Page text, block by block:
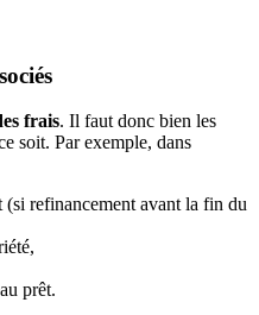
frais. Il faut donc bien les
soit. Par exemple, dans
(si refinancement avant la fin du
prêt.